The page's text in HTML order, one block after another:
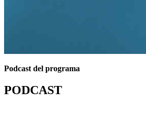
Podcast del programa
PODCAST